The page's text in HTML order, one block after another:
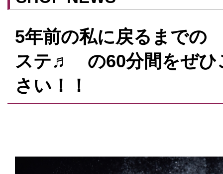
5年前の私に戻るまで
ステ♬ の60分間をぜひ
さい！！